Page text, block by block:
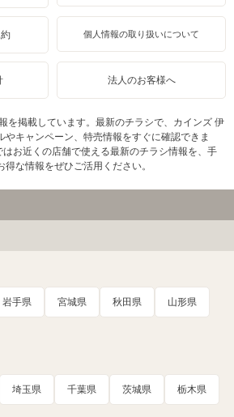
個人情報の取り扱いについて
法人のお客様へ
を掲載しています。最新のチラシで、カインズ 伊
やキャンペーン、特売情報をすぐに確認できま
お近くの店舗で使える最新のチラシ情報を、手
な情報をぜひご活用ください。
岩手県 宮城県 秋田県 山形県
埼玉県 千葉県 茨城県 栃木県